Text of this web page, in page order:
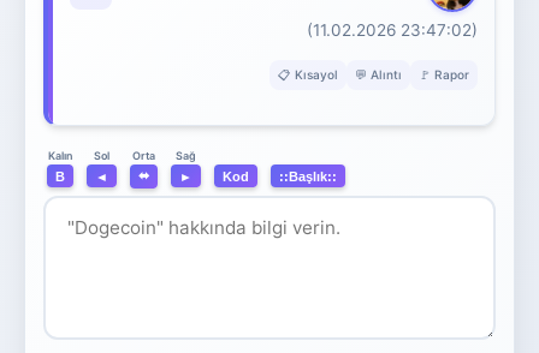
(11.02.2026 23:47:02)
📋 Kısayol 💬 Alıntı 🚩 Rapor
Kalın
B
Sol
◄
Orta
⬌
Sağ
► Kod ::Başlık::